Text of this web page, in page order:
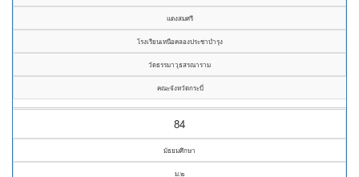
แดงสมศรี
โรงเรียนเหนือคลองประชาบำรุง
วัดธรรมาวุธสรณาราม
คณะจังหวัดกระบี่
84
มัธยมศึกษา
ม.๒